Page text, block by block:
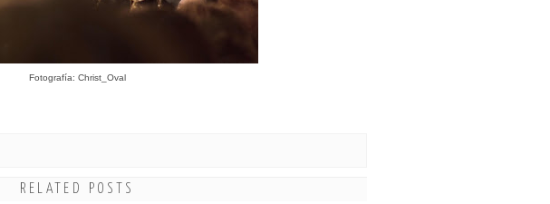
Fotografía: Christ_Oval
RELATED POSTS